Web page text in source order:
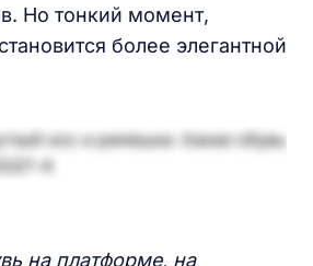
Но тонкий момент,
более элегантной
на платформе, на